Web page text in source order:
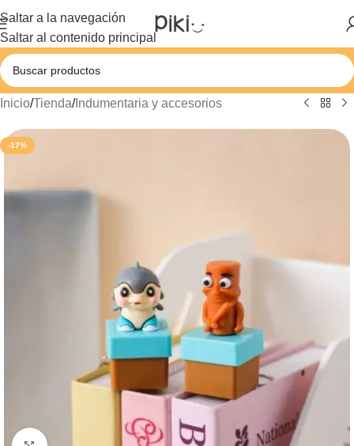
Saltar a la navegación
Saltar al contenido principal
Inicio/Tienda/Indumentaria y accesorios
-17%